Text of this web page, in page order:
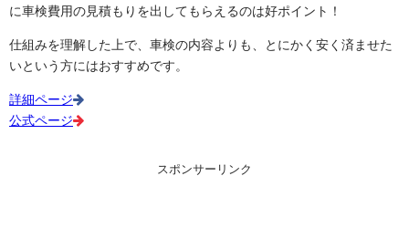
に車検費用の見積もりを出してもらえるのは好ポイント！
仕組みを理解した上で、車検の内容よりも、とにかく安く済ませた
いという方にはおすすめです。
詳細ページ
公式ページ
スポンサーリンク